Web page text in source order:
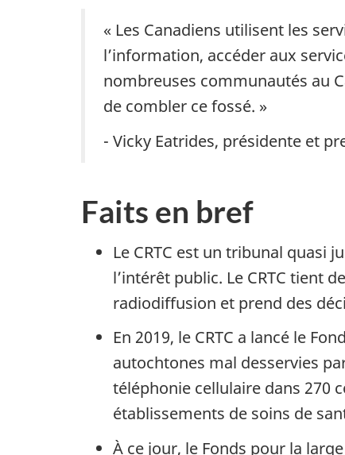
« Les Canadiens utilisent les
l’information, accéder aux
nombreuses communautés au
de combler ce fossé. »
- Vicky Eatrides, présidente et
Faits en bref
Le CRTC est un tribunal quasi
l’intérêt public. Le CRTC tient
radiodiffusion et prend des
En 2019, le CRTC a lancé le
autochtones mal desservies
téléphonie cellulaire dans 270
établissements de soins de
À ce jour, le Fonds pour la